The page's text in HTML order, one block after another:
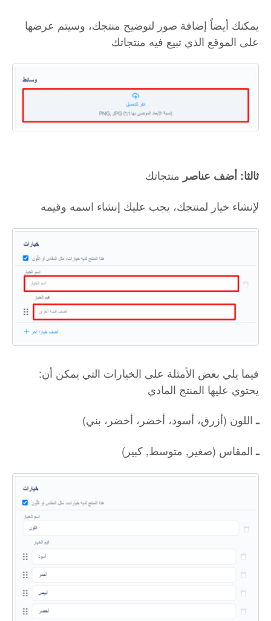
يمكنك أيضاً إضافة صور لتوضيح منتجك، وسيتم عرضها
على الموقع الذي تبيع فيه منتجاتك
ثالثا: أضف عناصر منتجاتك
لإنشاء خيار لمنتجك، يجب عليك إنشاء اسمه وقيمه
:فيما يلي بعض الأمثلة على الخيارات التي يمكن أن
يحتوي عليها المنتج المادي
ـاللون (أزرق، أسود، أخضر، أخضر، بني)
ـالمقاس (صغير, متوسط, كبير)